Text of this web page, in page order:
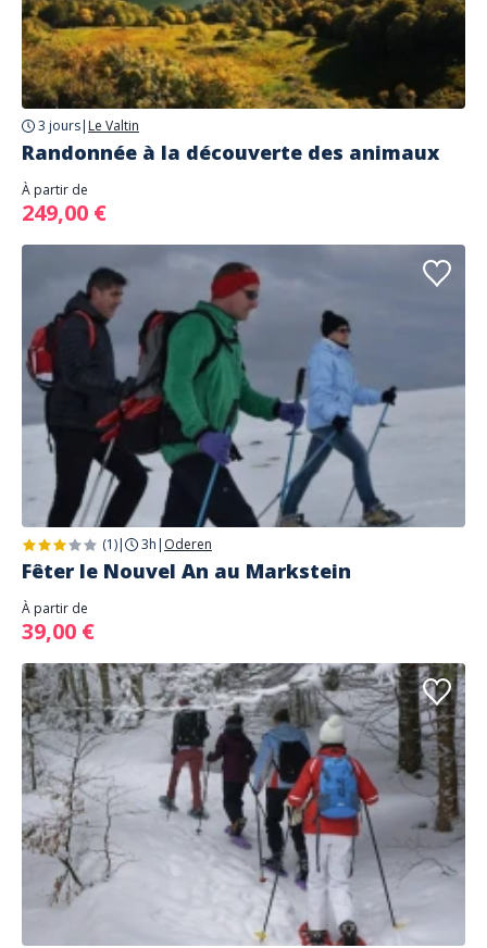
3 jours| Le Valtin
Randonnée à la découverte des animaux
À partir de
249,00 €
(1)| 3h | Oderen
Fêter le Nouvel An au Markstein
À partir de
39,00 €